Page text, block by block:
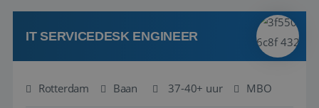
klanten te overtuigen om die droomreis te
boeken! ...
IT SERVICEDESK ENGINEER
Rotterdam Baan 37-40+ uur MBO